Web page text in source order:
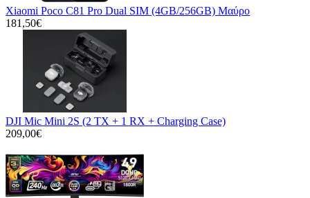
Xiaomi Poco C81 Pro Dual SIM (4GB/256GB) Μαύρο
181,50€
DJI Mic Mini 2S (2 TX + 1 RX + Charging Case)
209,00€